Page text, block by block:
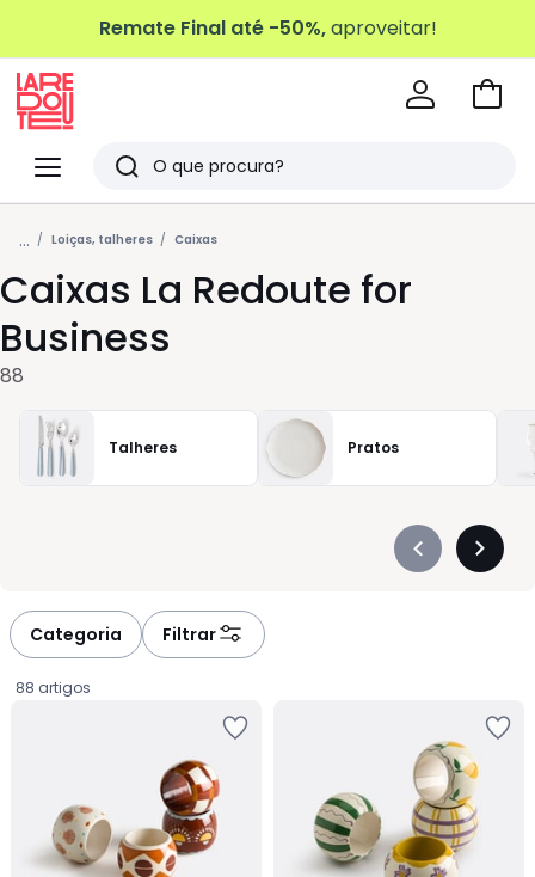
Remate Final até -50%,aproveitar!
Menu
Redoute
Pesquisar
Últimos
artigos
vistos
Ir
... Loiças, talheres Caixas
Caixas La Redoute for
Business
88
Talheres Pratos
Précédent
Categoria Filtrar
88 artigos